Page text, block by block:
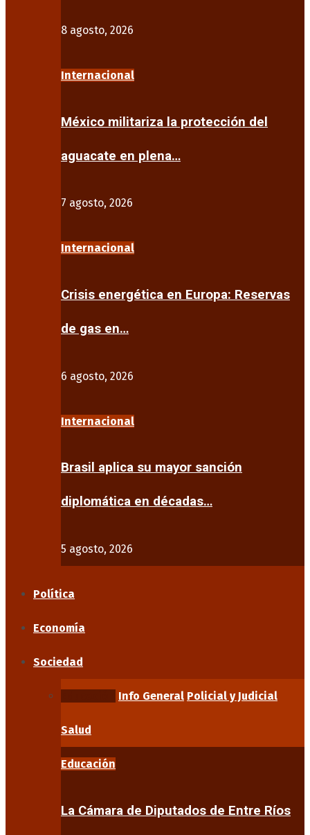
8 agosto, 2026
Internacional
México militariza la protección del
aguacate en plena…
7 agosto, 2026
Internacional
Crisis energética en Europa: Reservas
de gas en…
6 agosto, 2026
Internacional
Brasil aplica su mayor sanción
diplomática en décadas…
5 agosto, 2026
Política
Economía
Sociedad
Info General Policial y Judicial
Salud
Educación
La Cámara de Diputados de Entre Ríos